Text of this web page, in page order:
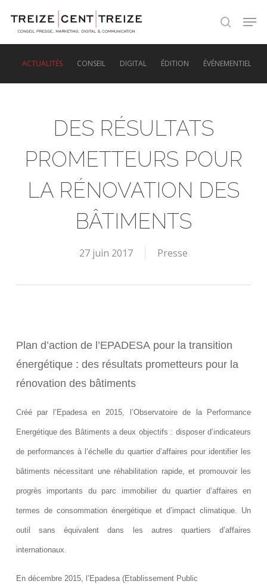
search
ACTUALITÉS CONSEIL DIGITAL ÉDITION ÉVÉNEMENTIEL
DES RÉSULTATS
PROMETTEURS POUR
LA RÉNOVATION DES
BÂTIMENTS
27 juin 2017 Presse
Plan d’action de l’EPADESA pour la transition
énergétique : des résultats prometteurs pour la
rénovation des bâtiments
Créé par l’Epadesa en 2015, l’Observatoire de la Performance
Energétique des Bâtiments a deux objectifs : disposer d’indicateurs
de performances à l’échelle du quartier d’affaires pour identifier les
bâtiments nécessitant une réhabilitation rapide, et promouvoir les
progrès importants du parc immobilier du quartier d’affaires en
termes de consommation énergétique et d’impact climatique. Un
outil sans équivalent dans les autres quartiers d’affaires
internationaux.
En décembre 2015, l’Epadesa (Etablissement Public